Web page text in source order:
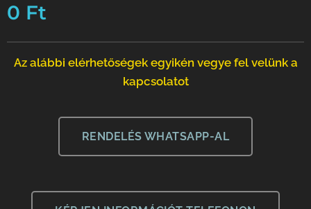
0 Ft
Az alábbi elérhetőségek egyikén vegye fel velünk a
kapcsolatot
RENDELÉS WHATSAPP-AL